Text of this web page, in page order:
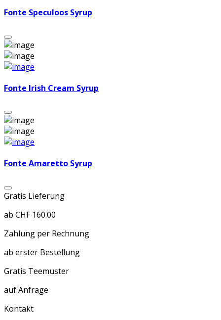
Fonte Speculoos Syrup
Fonte Irish Cream Syrup
Fonte Amaretto Syrup
Gratis Lieferung
ab CHF 160.00
Zahlung per Rechnung
ab erster Bestellung
Gratis Teemuster
auf Anfrage
Kontakt